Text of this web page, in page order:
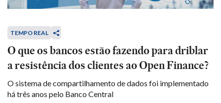
TEMPO REAL
O que os bancos estão fazendo para driblar
a resistência dos clientes ao Open Finance?
O sistema de compartilhamento de dados foi implementado
há três anos pelo Banco Central